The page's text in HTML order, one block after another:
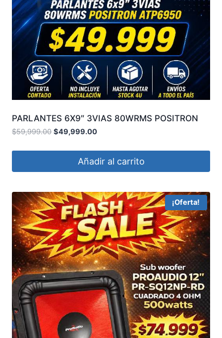
PARLANTES 6X9″ 3VIAS 80WRMS POSITRON
ATP6950
$59,999.00 $49,999.00
Añadir al carrito
¡Oferta!